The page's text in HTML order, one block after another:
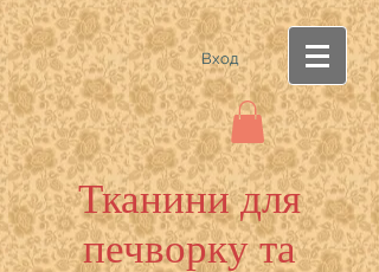
Вход
Тканини для
печворку та